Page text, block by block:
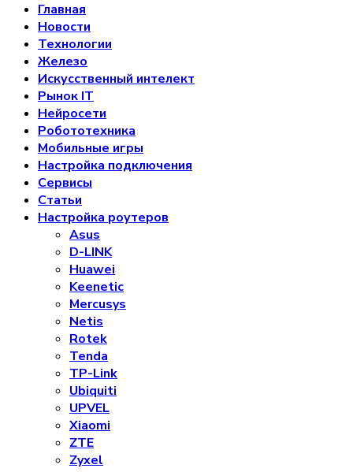
Главная
Новости
Технологии
Железо
Искусственный интелект
Рынок IT
Нейросети
Робототехника
Мобильные игры
Настройка подключения
Сервисы
Статьи
Настройка роутеров
Asus
D-LINK
Huawei
Keenetic
Mercusys
Netis
Rotek
Tenda
TP-Link
Ubiquiti
UPVEL
Xiaomi
ZTE
Zyxel